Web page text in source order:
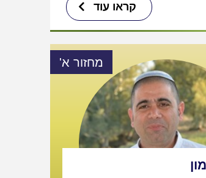
קראו עוד
מחזור א'